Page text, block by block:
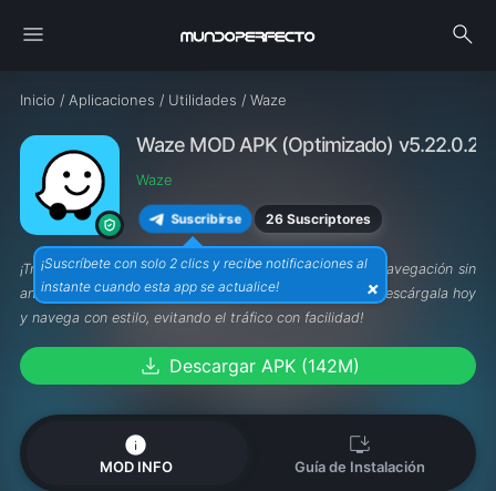
menu search
Inicio / Aplicaciones / Utilidades / Waze
Waze MOD APK (Optimizado) v5.22.0.2
Waze
Suscribirse 26 Suscriptores
¡Suscríbete con solo 2 clics y recibe notificaciones al
instante cuando esta app se actualice!
×
¡Transforma tu viaje conWaze MOD APK! Disfruta de navegación sin
anuncios, alertas en tiempo real y rutas optimizadas. ¡Descárgala hoy
y navega con estilo, evitando el tráfico con facilidad!
download Descargar APK (142M)
info
MOD INFO
install_desktop
Guía de Instalación